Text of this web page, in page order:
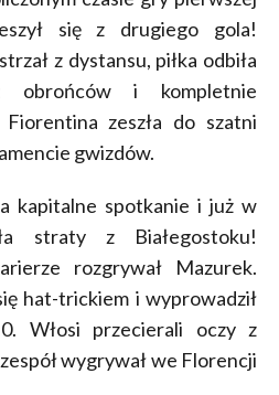
się z drugiego gola!
z dystansu, piłka odbiła
i kompletnie
Fiorentina zeszła do szatni
gwizdów.
kapitalne spotkanie i już w
straty z Białegostoku!
rozgrywał Mazurek.
hat-trickiem i wyprowadził
Włosi przecierali oczy z
wygrywał we Florencji